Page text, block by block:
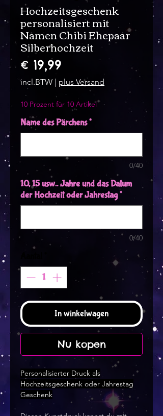
Hochzeitsgeschenk
personalisiert mit
Namen Chibi Ehepaar
Silberhochzeit
€ 19,99
incl.BTW | plus Versand
10 Prozent für 10 Artikel
Name des Pärchens*
0/40
10, 15 usw.. Jahre und das Datum
der Hochzeit oder Jahrestag*
0/40
In winkelwagen
Nu kopen
Personalisierter Druck als
Hochzeitsgeschenk oder Jahrestag
Geschenk